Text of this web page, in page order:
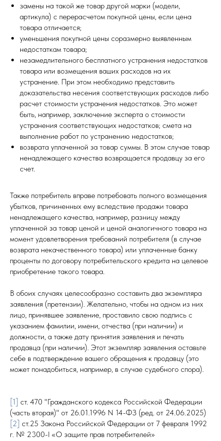
замены на такой же товар другой марки (модели,
артикула) с перерасчетом покупной цены, если цена
товара отличается;
уменьшения покупной цены соразмерно выявленным
недостаткам товара;
незамедлительного бесплатного устранения недостатков
товара или возмещения ваших расходов на их
устранение. При этом необходимо представить
доказательства несения соответствующих расходов либо
расчет стоимости устранения недостатков. Это может
быть, например, заключение эксперта о стоимости
устранения соответствующих недостатков; смета на
выполнение работ по устранению недостатков;
возврата уплаченной за товар суммы. В этом случае товар
ненадлежащего качества возвращается продавцу за его
счет.
Также потребитель вправе потребовать полного возмещения
убытков, причиненных ему вследствие продажи товара
ненадлежащего качества, например, разницу между
уплаченной за товар ценой и ценой аналогичного товара на
момент удовлетворения требований потребителя (в случае
возврата некачественного товара) или уплаченные банку
проценты по договору потребительского кредита на целевое
приобретение такого товара.
В обоих случаях целесообразно составить два экземпляра
заявления (претензии). Желательно, чтобы на одном из них
лицо, принявшее заявление, проставило свою подпись с
указанием фамилии, имени, отчества (при наличии) и
должности, а также дату принятия заявления и печать
продавца (при наличии). Этот экземпляр заявления оставьте
себе в подтверждение вашего обращения к продавцу (это
может понадобиться, например, в случае судебного спора).
[1] ст. 470 "Гражданского кодекса Российской Федерации
(часть вторая)" от 26.01.1996 N 14-ФЗ (ред. от 24.06.2025)
[2] ст.25 Закона Российской Федерации от 7 февраля 1992
г. № 2300-I «О защите прав потребителей»